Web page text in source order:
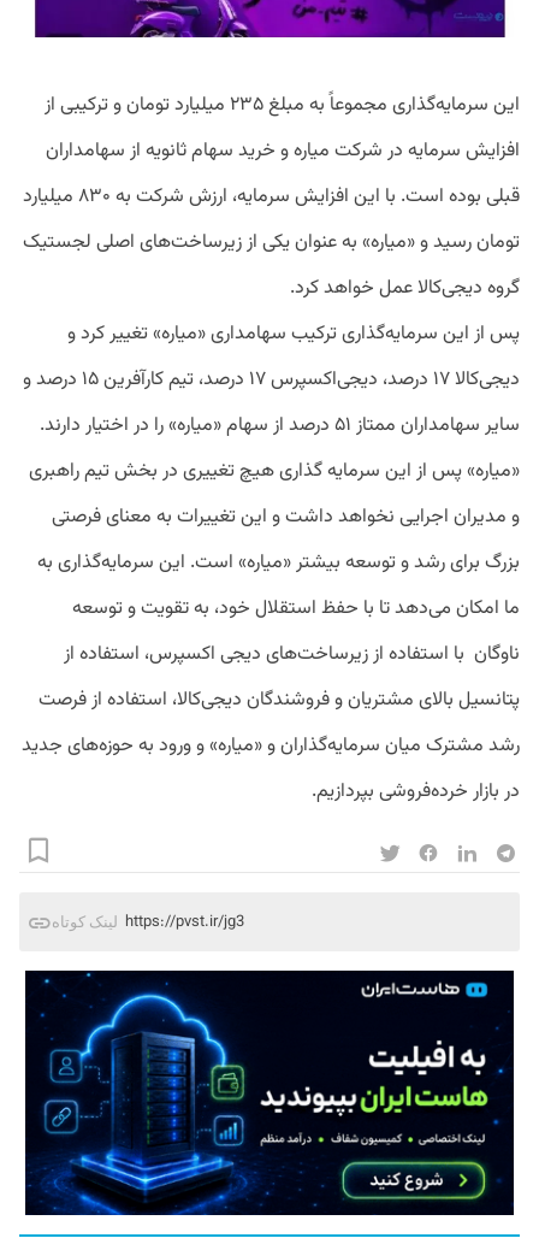
این سرمایه‌گذاری مجموعاً به مبلغ ۲۳۵ میلیارد تومان و ترکیبی از
افزایش سرمایه در شرکت میاره و خرید سهام ثانویه از سهامداران
قبلی بوده است. با این افزایش سرمایه، ارزش‌ شرکت به ۸۳۰ میلیارد
تومان رسید و «میاره» به عنوان یکی از زیرساخت‌های اصلی لجستیک
گروه دیجی‌کالا عمل خواهد کرد.
پس از این سرمایه‌گذاری ترکیب سهامداری «میاره» تغییر کرد و
دیجی‌کالا ۱۷ درصد، دیجی‌اکسپرس ۱۷ درصد، تیم کارآفرین ۱۵ درصد و
سایر سهامداران ممتاز ۵۱ درصد از سهام «میاره» را در اختیار دارند.
«میاره» پس از این سرمایه‌ گذاری هیچ تغییری در بخش تیم راهبری
و مدیران اجرایی نخواهد داشت و این تغییرات به معنای فرصتی
بزرگ برای رشد و توسعه بیشتر «میاره» است. این سرمایه‌گذاری به
ما امکان می‌دهد تا با حفظ استقلال خود، به تقویت و توسعه
ناوگان با استفاده از زیرساخت‌هاى دیجى اکسپرس، استفاده از
پتانسیل بالای مشتریان و فروشندگان دیجی‌کالا، استفاده از فرصت
رشد مشترک میان سرمایه‌گذاران و «میاره» و ورود به حوزه‌های جدید
در بازار خرده‌فروشی بپردازیم.
لینک کوتاه https://pvst.ir/jg3